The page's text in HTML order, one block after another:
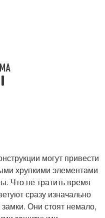
могут привести
хрупкими элементами
Что не тратить время
сразу изначально
Они стоят немало,